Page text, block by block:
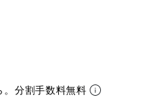
。分割手数料無料